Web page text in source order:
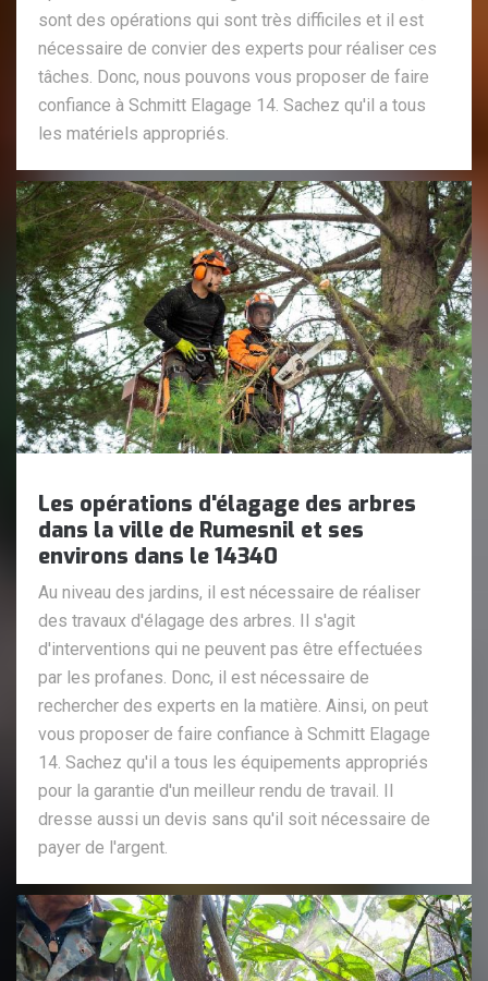
sont des opérations qui sont très difficiles et il est
nécessaire de convier des experts pour réaliser ces
tâches. Donc, nous pouvons vous proposer de faire
confiance à Schmitt Elagage 14. Sachez qu'il a tous
les matériels appropriés.
Les opérations d'élagage des arbres
dans la ville de Rumesnil et ses
environs dans le 14340
Au niveau des jardins, il est nécessaire de réaliser
des travaux d'élagage des arbres. Il s'agit
d'interventions qui ne peuvent pas être effectuées
par les profanes. Donc, il est nécessaire de
rechercher des experts en la matière. Ainsi, on peut
vous proposer de faire confiance à Schmitt Elagage
14. Sachez qu'il a tous les équipements appropriés
pour la garantie d'un meilleur rendu de travail. Il
dresse aussi un devis sans qu'il soit nécessaire de
payer de l'argent.